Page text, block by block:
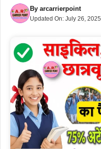
By arcarrierpoint
Updated On: July 26, 2025